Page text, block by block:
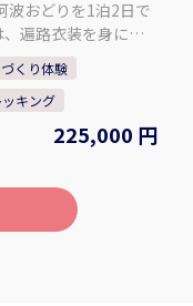
波おどりを1泊2日で
の通訳ガイドと一
で歩きます。 6番札
非公開の多宝塔の特
染体験や学芸員によ
どりの貸切公演を鑑
～ 2名参加の場合
円～ 5名～9名参加
くり体験
キング
225,000 円